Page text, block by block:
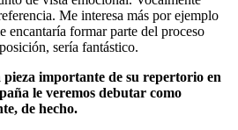
Me interesa más por ejemplo
encantaría formar parte del proceso
sería fantástico.
importante de su repertorio en
le veremos debutar como
de hecho.